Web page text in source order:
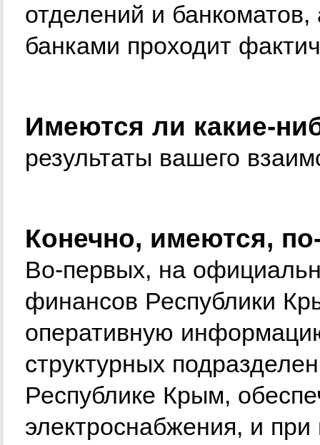
отделений и
банками проходит
Имеются ли какие-
результаты вашего
Конечно, имеются,
Во-первых, на
финансов Республики
оперативную
структурных
Республике Крым,
электроснабжения, и при